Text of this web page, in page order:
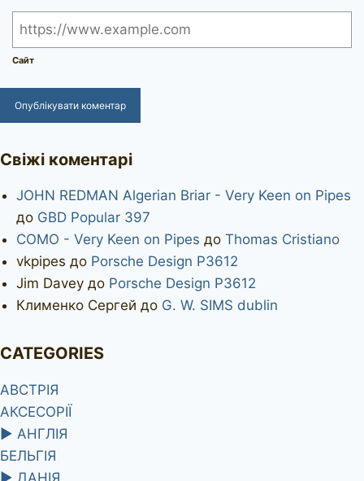
Сайт
Свіжі коментарі
JOHN REDMAN Algerian Briar - Very Keen on Pipes
до GBD Popular 397
COMO - Very Keen on Pipes до Thomas Cristiano
vkpipes до Porsche Design P3612
Jim Davey до Porsche Design P3612
Клименко Сергей до G. W. SIMS dublin
CATEGORIES
АВСТРІЯ
АКСЕСОРІЇ
► АНГЛІЯ
БЕЛЬГІЯ
► ДАНІЯ